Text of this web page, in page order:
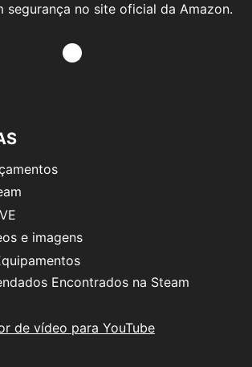
segurança no site oficial da Amazon.
e imagens
Encontrados na Steam
de vídeo para YouTube